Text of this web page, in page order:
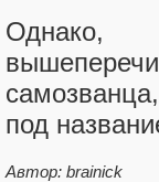
Однако,
под
Автор: brainick